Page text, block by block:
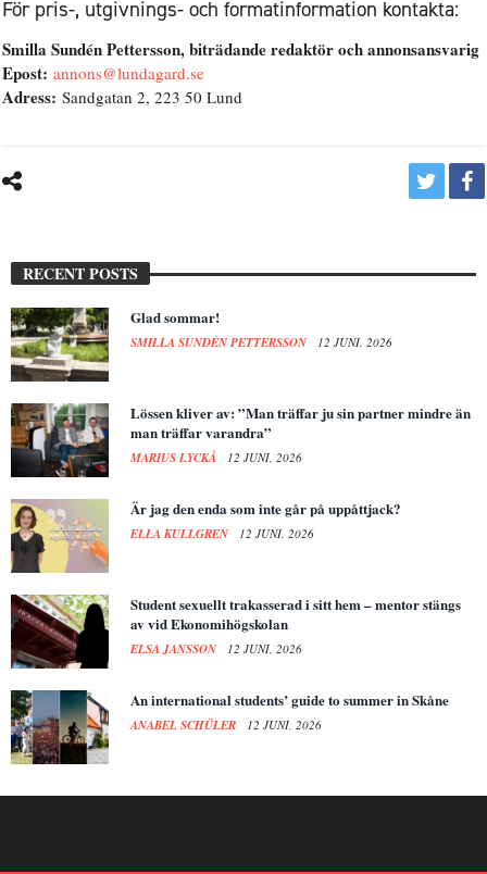
För pris-, utgivnings- och formatinformation kontakta:
Smilla Sundén Pettersson, biträdande redaktör och annonsansvarig
Epost:annons@lundagard.se
Adress:Sandgatan 2, 223 50 Lund
RECENT POSTS
Glad sommar!
SMILLA SUNDÉN PETTERSSON 12 JUNI, 2026
Lössen kliver av: ”Man träffar ju sin partner mindre än
man träffar varandra”
MARIUS LYCKÅ 12 JUNI, 2026
Är jag den enda som inte går på uppåttjack?
ELLA KULLGREN 12 JUNI, 2026
Student sexuellt trakasserad i sitt hem – mentor stängs
av vid Ekonomihögskolan
ELSA JANSSON 12 JUNI, 2026
An international students’ guide to summer in Skåne
ANABEL SCHÜLER 12 JUNI, 2026